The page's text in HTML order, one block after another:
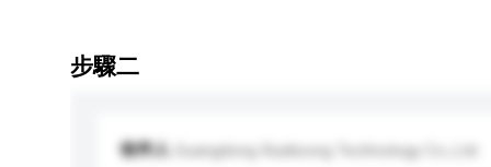
步驟二
收件人 Guangdong Ruidisong Technology Co.,Ltd.